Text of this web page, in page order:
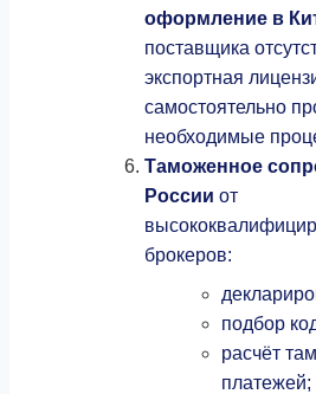
оформление в
поставщика
экспортная
самостоятельно
необходимые
Таможенное
России от
брокеров:
подбор
расчёт
платежей;